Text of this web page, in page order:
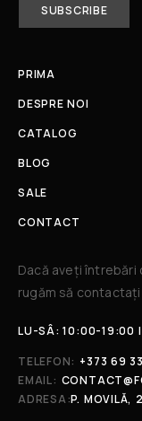
PRIMA
DESPRE NOI
CATALOG
BLOG
SALE
CONTACT
Dacă aveți întrebări
rugăm să
LU-SÂ: 10:00-19:00
TELEFON: +373 69
EMAIL:
ADRESA:P. MOVILĂ,